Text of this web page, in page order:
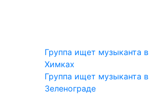
Группа ищет музыканта в
Химках
Группа ищет музыканта в
Зеленограде